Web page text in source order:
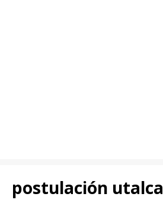
postulación utalca